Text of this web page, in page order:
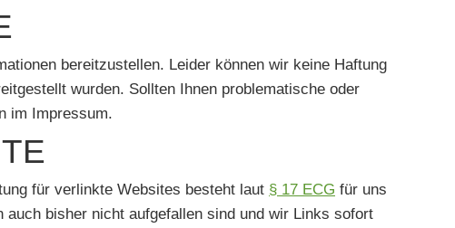
bereitzustellen. Leider können wir keine Haftung
wurden. Sollten Ihnen problematische oder
im Impressum.
für verlinkte Websites besteht laut § 17 ECG für uns
bisher nicht aufgefallen sind und wir Links sofort